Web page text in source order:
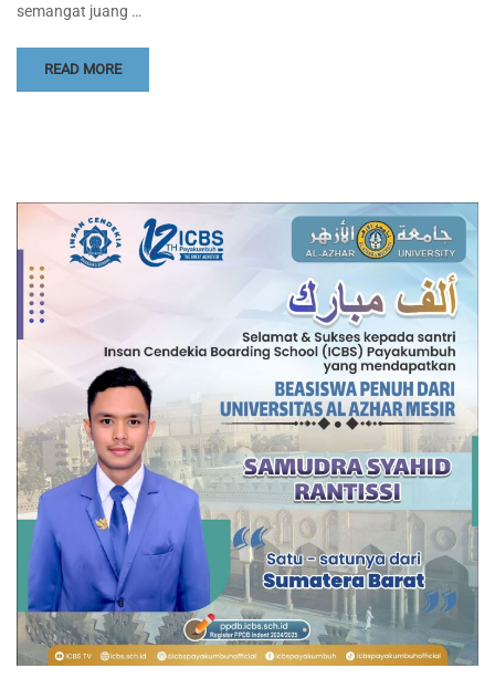
semangat juang …
READ MORE